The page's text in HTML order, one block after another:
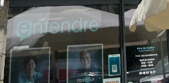
en terrasse offrent des
appréciables.
commercial situé au rez-